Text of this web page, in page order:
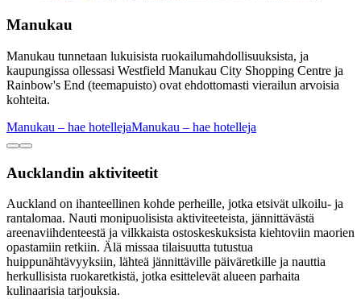
Manukau
Manukau tunnetaan lukuisista ruokailumahdollisuuksista, ja
kaupungissa ollessasi Westfield Manukau City Shopping Centre ja
Rainbow's End (teemapuisto) ovat ehdottomasti vierailun arvoisia
kohteita.
Manukau – hae hotellejaManukau – hae hotelleja
Aucklandin aktiviteetit
Auckland on ihanteellinen kohde perheille, jotka etsivät ulkoilu- ja
rantalomaa. Nauti monipuolisista aktiviteeteista, jännittävästä
areenaviihdenteestä ja vilkkaista ostoskeskuksista kiehtoviin maorien
opastamiin retkiin. Älä missaa tilaisuutta tutustua
huippunähtävyyksiin, lähteä jännittäville päiväretkille ja nauttia
herkullisista ruokaretkistä, jotka esittelevät alueen parhaita
kulinaarisia tarjouksia.